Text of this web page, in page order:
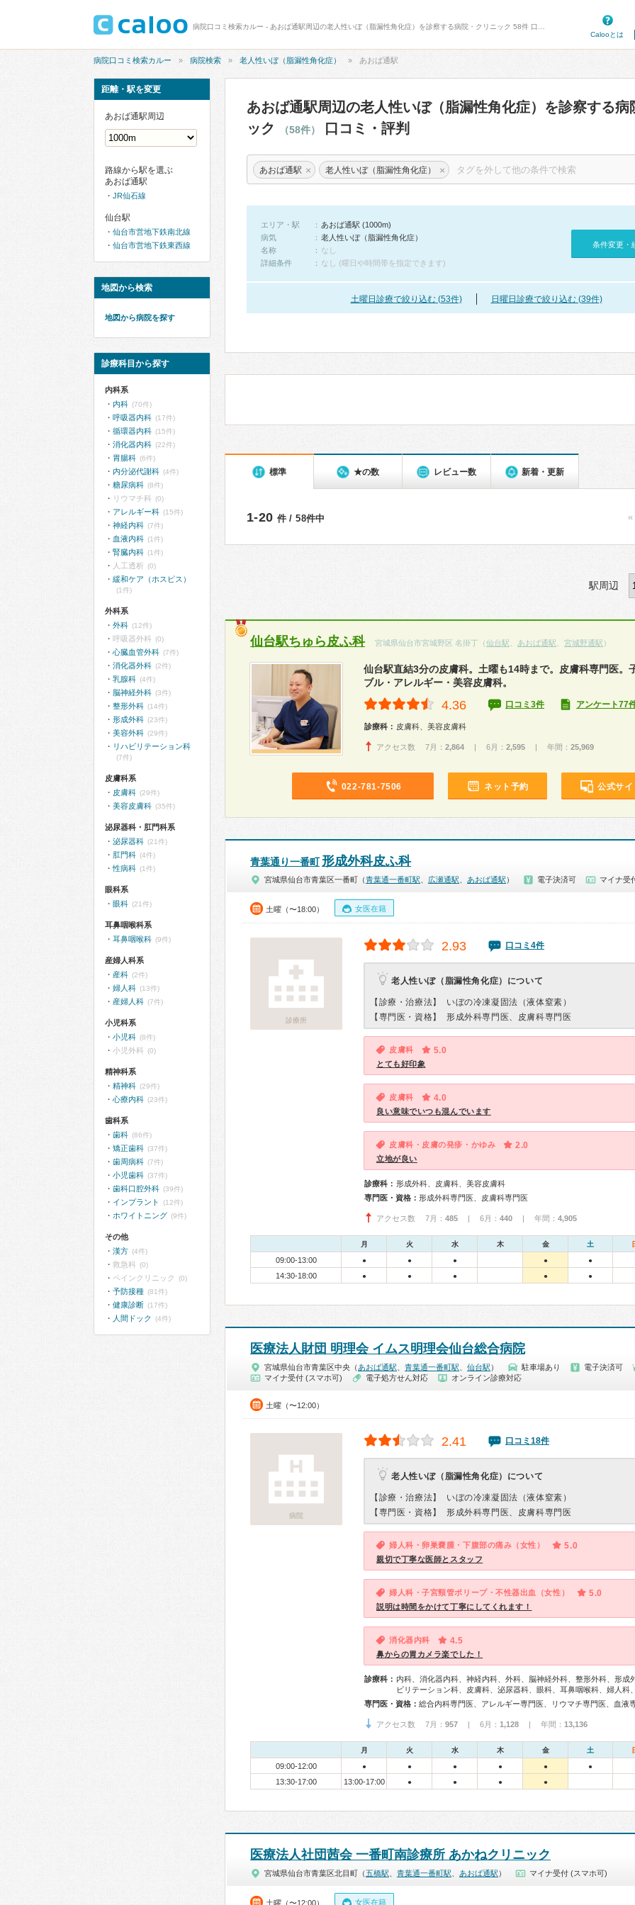
Calooとは
病院口コミ検索カルー 病院検索 老人性いぼ（脂漏性角化症） あおば通駅
あおば通駅周辺の老人性いぼ（脂漏性角化症）を診察する病
ック
（58件） 口コミ・評判
あおば通駅 × 老人性いぼ（脂漏性角化症） ×
エリア・駅
あおば通駅 (1000m)
病気
老人性いぼ（脂漏性角化症）
名称
なし
詳細条件
なし (曜日や時間帯を指定できます)
条件変更・
土曜日診療で絞り込む (53件) 日曜日診療で絞り込む (39件)
標準 ★の数 レビュー数 新着・更新
1-20 件 / 58件中
駅周辺
仙台駅ちゅら皮ふ科 宮城県仙台市宮城野区 名掛丁（仙台駅 あおば通駅 宮城野通駅 ）
仙台駅直結3分の皮膚科。土曜も14時まで。皮膚科専門医。
ブル・アレルギー・美容皮膚科。
4.36 口コミ3件 アンケート77
診療科： 皮膚科、美容皮膚科
アクセス数 7月： 2,864 | 6月： 2,595 | 年間： 25,969
022-781-7506 ネット予約 公式サイ
青葉通り一番町 形成外科皮ふ科
宮城県仙台市青葉区一番町（青葉通一番町駅 広瀬通駅 あおば通駅 ） 電子決済可 マイナ受
土曜（〜18:00） 女医在籍
診療所
2.93 口コミ4件
老人性いぼ（脂漏性角化症）について
【診療・治療法】
いぼの冷凍凝固法（液体窒素）
【専門医・資格】
形成外科専門医、皮膚科専門医
皮膚科 5.0
とても好印象
皮膚科 4.0
良い意味でいつも混んでいます
皮膚科・皮膚の発疹・かゆみ 2.0
立地が良い
診療科： 形成外科、皮膚科、美容皮膚科
専門医・資格： 形成外科専門医、皮膚科専門医
アクセス数 7月： 485 | 6月： 440 | 年間： 4,905
月 火 水 木 金 土
09:00-13:00 ● ● ● ● ●
14:30-18:00 ● ● ● ● ●
医療法人財団 明理会 イムス明理会仙台総合病院
宮城県仙台市青葉区中央（ あおば通駅 青葉通一番町駅 仙台駅 ） 駐車場あり
電子決済可
マイナ受付 (スマホ可)
電子処方せん対応 オンライン診療対応
土曜（〜12:00）
病院
2.41 口コミ18件
老人性いぼ（脂漏性角化症）について
【診療・治療法】
いぼの冷凍凝固法（液体窒素）
【専門医・資格】
形成外科専門医、皮膚科専門医
婦人科・卵巣嚢腫・下腹部の痛み（女性） 5.0
親切で丁寧な医師とスタッフ
婦人科・子宮頸管ポリープ・不性器出血（女性） 5.0
説明は時間をかけて丁寧にしてくれます！
消化器内科 4.5
鼻からの胃カメラ楽でした！
診療科： 内科、消化器内科、神経内科、外科、脳神経外科、整形外科、形成
ビリテーション科、皮膚科、泌尿器科、眼科、耳鼻咽喉科、婦人科
専門医・資格：
アクセス数 7月： 957 | 6月： 1,128 | 年間： 13,136
月 火 水 木 金 土
09:00-12:00 ● ● ● ● ● ●
13:30-17:00 13:00-17:00 ● ● ● ●
医療法人社団茜会 一番町南診療所 あかねクリニック
宮城県仙台市青葉区北目町（五橋駅 青葉通一番町駅 あおば通駅 ） マイナ受付 (スマホ可)
土曜（〜12:00） 女医在籍
距離・駅を変更
あおば通駅周辺
路線から駅を選ぶ
あおば通駅
JR仙石線
仙台駅
仙台市営地下鉄南北線
仙台市営地下鉄東西線
地図から検索
地図から病院を探す
診療科目から探す
内科系
内科 (70件)
呼吸器内科 (17件)
循環器内科 (15件)
消化器内科 (22件)
胃腸科 (6件)
内分泌代謝科 (4件)
糖尿病科 (8件)
リウマチ科 (0)
アレルギー科 (15件)
神経内科 (7件)
血液内科 (1件)
腎臓内科 (1件)
人工透析 (0)
緩和ケア（ホスピス）
(1件)
外科系
外科 (12件)
呼吸器外科 (0)
心臓血管外科 (7件)
消化器外科 (2件)
乳腺科 (4件)
脳神経外科 (3件)
整形外科 (14件)
形成外科 (23件)
美容外科 (29件)
リハビリテーション科
(7件)
皮膚科系
皮膚科 (29件)
美容皮膚科 (35件)
泌尿器科・肛門科系
泌尿器科 (21件)
肛門科 (4件)
性病科 (1件)
眼科系
眼科 (21件)
耳鼻咽喉科系
耳鼻咽喉科 (9件)
産婦人科系
産科 (2件)
婦人科 (13件)
産婦人科 (7件)
小児科系
小児科 (8件)
小児外科 (0)
精神科系
精神科 (29件)
心療内科 (23件)
歯科系
歯科 (86件)
矯正歯科 (37件)
歯周病科 (7件)
小児歯科 (37件)
歯科口腔外科 (39件)
インプラント (12件)
ホワイトニング (9件)
その他
漢方 (4件)
救急科 (0)
ペインクリニック (0)
予防接種 (81件)
健康診断 (17件)
人間ドック (4件)